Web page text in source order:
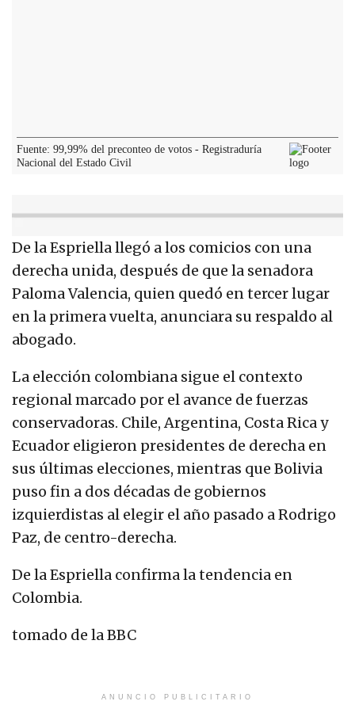
De la Espriella llegó a los comicios con una
derecha unida, después de que la senadora
Paloma Valencia, quien quedó en tercer lugar
en la primera vuelta, anunciara su respaldo al
abogado.
La elección colombiana sigue el contexto
regional marcado por el avance de fuerzas
conservadoras. Chile, Argentina, Costa Rica y
Ecuador eligieron presidentes de derecha en
sus últimas elecciones, mientras que Bolivia
puso fin a dos décadas de gobiernos
izquierdistas al elegir el año pasado a Rodrigo
Paz, de centro-derecha.
De la Espriella confirma la tendencia en
Colombia.
tomado de la BBC
ANUNCIO PUBLICITARIO